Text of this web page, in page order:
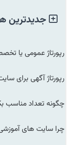
جدیدترین
رپورتاژ عمومی یا
رپورتاژ آگهی برای
چگونه تعداد مناسب
چرا سایت های